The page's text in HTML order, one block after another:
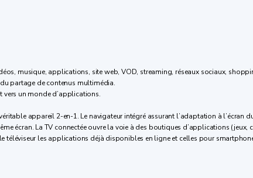
musique, applications, site web, VOD, streaming, réseaux sociaux,
partage de contenus multimédia.
vers un monde d’applications.
appareil 2-en-1. Le navigateur intégré assurant l’adaptation à l’écran
écran. La TV connectée ouvre la voie à des boutiques d’applications (jeux,
téléviseur les applications déjà disponibles en ligne et celles pour